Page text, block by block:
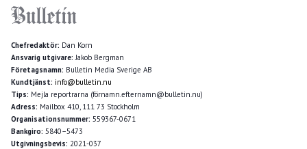
Chefredaktör: Dan Korn
Ansvarig utgivare:Jakob Bergman
Företagsnamn: Bulletin Media Sverige AB
Kundtjänst: info@bulletin.nu
Tips: Mejla reportrarna (förnamn.efternamn@bulletin.nu)
Adress: Mailbox 410, 111 73 Stockholm
Organisationsnummer: 559367-0671
Bankgiro: 5840–5473
Utgivningsbevis: 2021-037